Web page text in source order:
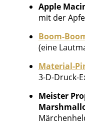
Apple
mit der
Boom-
(eine
Material-
3-D-Druck-
Meister